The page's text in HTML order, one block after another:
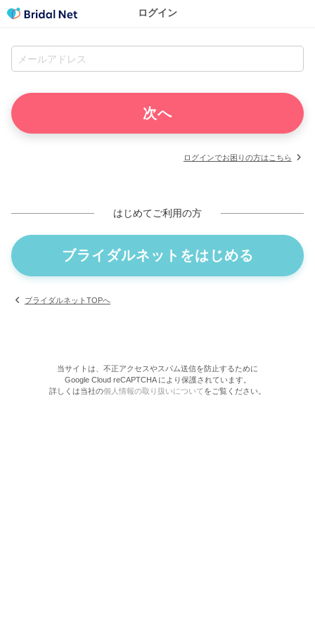
ログイン
ログインでお困りの方はこちら
はじめてご利用の方
ブライダルネットをはじめる
ブライダルネットTOPへ
当サイトは、不正アクセスやスパム送信を防止するために
Google Cloud reCAPTCHA により保護されています。
詳しくは当社の個人情報の取り扱いについてをご覧ください。